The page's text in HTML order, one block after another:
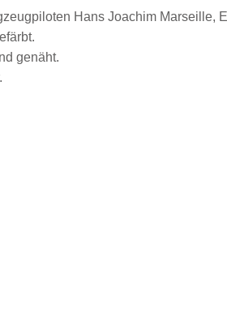
Hans Joachim Marseille,
genäht.